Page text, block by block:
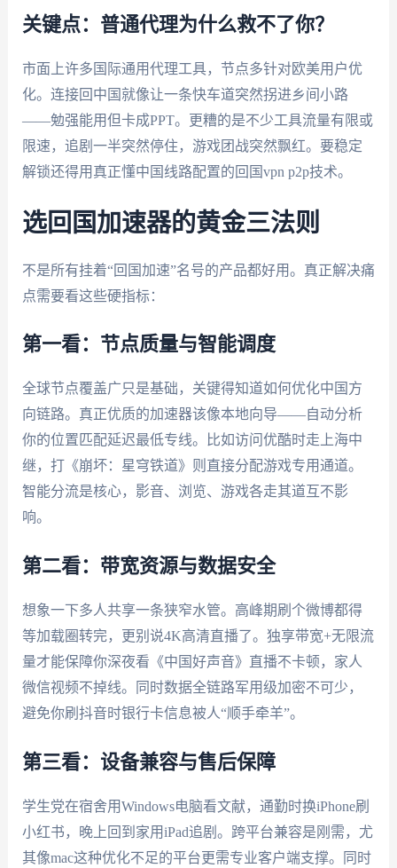
关键点：普通代理为什么救不了你？
市面上许多国际通用代理工具，节点多针对欧美用户优
化。连接回中国就像让一条快车道突然拐进乡间小路
——勉强能用但卡成PPT。更糟的是不少工具流量有限或
限速，追剧一半突然停住，游戏团战突然飘红。要稳定
解锁还得用真正懂中国线路配置的回国vpn p2p技术。
选回国加速器的黄金三法则
不是所有挂着“回国加速”名号的产品都好用。真正解决痛
点需要看这些硬指标：
第一看：节点质量与智能调度
全球节点覆盖广只是基础，关键得知道如何优化中国方
向链路。真正优质的加速器该像本地向导——自动分析
你的位置匹配延迟最低专线。比如访问优酷时走上海中
继，打《崩坏：星穹铁道》则直接分配游戏专用通道。
智能分流是核心，影音、浏览、游戏各走其道互不影
响。
第二看：带宽资源与数据安全
想象一下多人共享一条狭窄水管。高峰期刷个微博都得
等加载圈转完，更别说4K高清直播了。独享带宽+无限流
量才能保障你深夜看《中国好声音》直播不卡顿，家人
微信视频不掉线。同时数据全链路军用级加密不可少，
避免你刷抖音时银行卡信息被人“顺手牵羊”。
第三看：设备兼容与售后保障
学生党在宿舍用Windows电脑看文献，通勤时换iPhone刷
小红书，晚上回到家用iPad追剧。跨平台兼容是刚需，尤
其像mac这种优化不足的平台更需专业客户端支撑。同时